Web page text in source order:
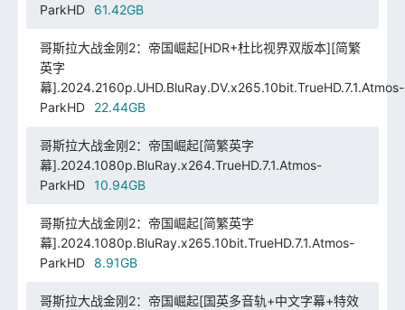
ParkHD
61.42GB
哥斯拉大战金刚2：帝国崛起[HDR+杜比视界双版本][简繁
英字
幕].2024.2160p.UHD.BluRay.DV.x265.10bit.TrueHD.7.1.Atmos-
ParkHD
22.44GB
哥斯拉大战金刚2：帝国崛起[简繁英字
幕].2024.1080p.BluRay.x264.TrueHD.7.1.Atmos-
ParkHD
10.94GB
哥斯拉大战金刚2：帝国崛起[简繁英字
幕].2024.1080p.BluRay.x265.10bit.TrueHD.7.1.Atmos-
ParkHD
8.91GB
哥斯拉大战金刚2：帝国崛起[国英多音轨+中文字幕+特效